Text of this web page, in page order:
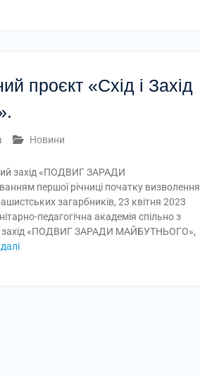
проєкт «Схід і Захід
Новини
захід «ПОДВИГ ЗАРАДИ
першої річниці початку визволення
загарбників, 23 квітня 2023
педагогічна академія спільно з
захід «ПОДВИГ ЗАРАДИ МАЙБУТНЬОГО»,